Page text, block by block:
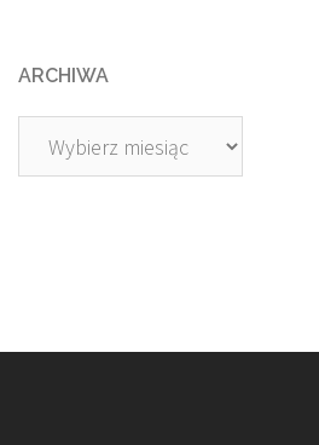
ARCHIWA
Archiwa